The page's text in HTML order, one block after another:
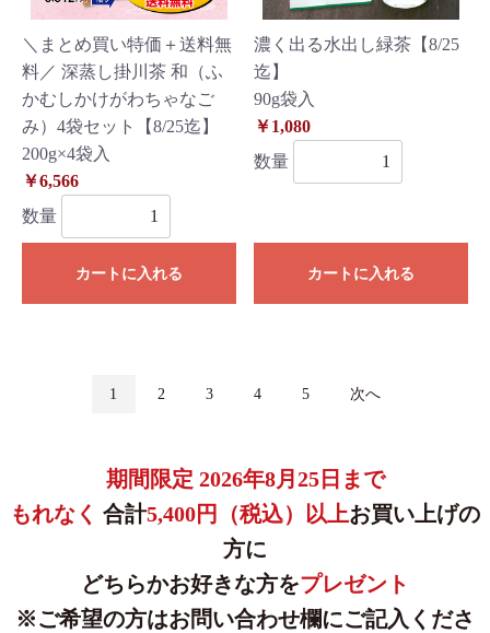
＼まとめ買い特価＋送料無
料／ 深蒸し掛川茶 和（ふ
かむしかけがわちゃなご
み）4袋セット【8/25迄】
200g×4袋入
￥6,566
数量
カートに入れる
濃く出る水出し緑茶【8/25
迄】
90g袋入
￥1,080
数量
カートに入れる
1 2 3 4 5 次へ
期間限定 2026年8月25日まで
もれなく 合計5,400円（税込）以上お買い上げの
方に
どちらかお好きな方をプレゼント
※ご希望の方はお問い合わせ欄にご記入くださ